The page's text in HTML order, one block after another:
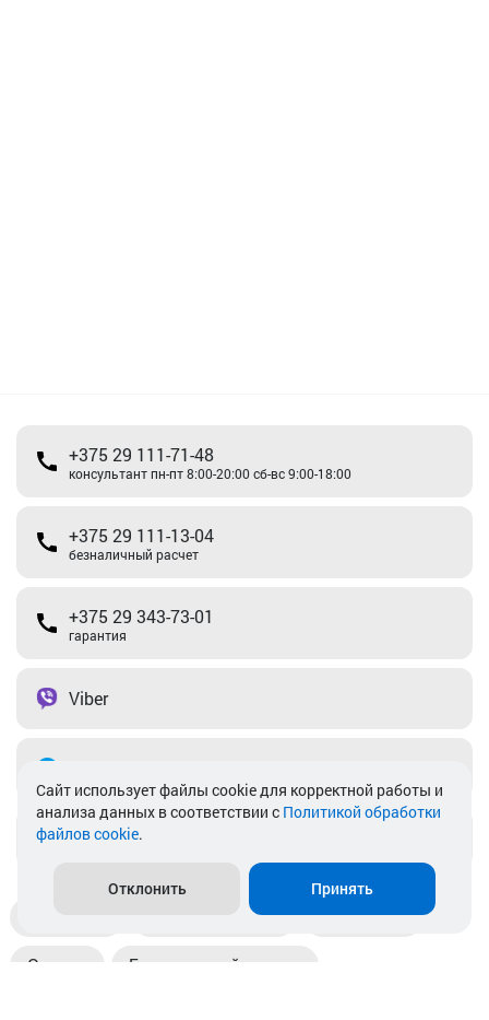
+375 29 111-71-48
консультант пн-пт 8:00-20:00 сб-вс 9:00-18:00
+375 29 111-13-04
безналичный расчет
+375 29 343-73-01
гарантия
Viber
info@akkamulik.by
Пункты выдачи Магазины
Оплата Безналичный расчет
Cайт использует файлы cookie для корректной работы и
анализа данных в соответствии с Политикой обработки
файлов cookie.
Отклонить Принять